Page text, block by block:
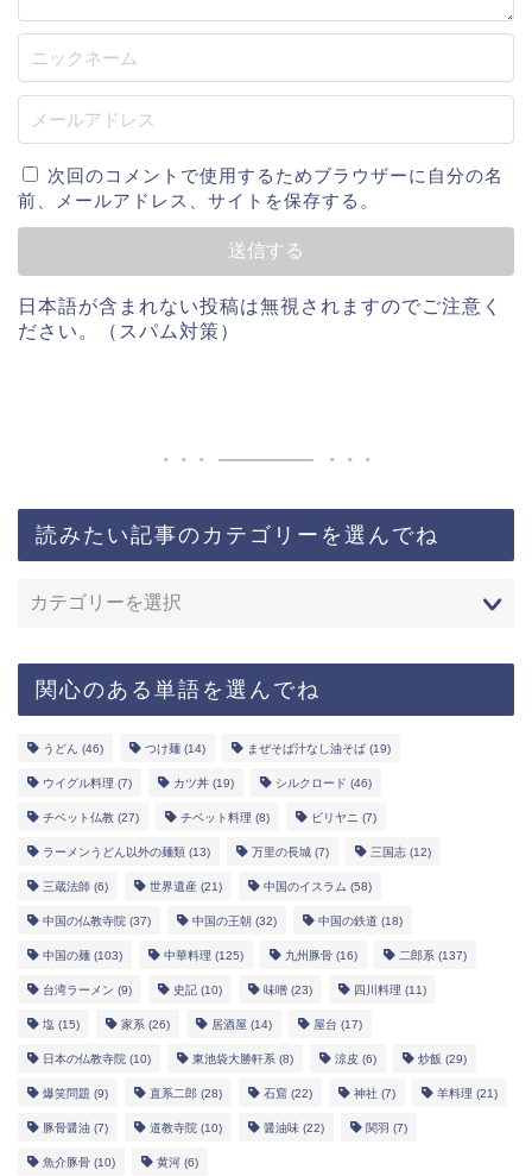
次回のコメントで使用するためブラウザーに自分の名
前、メールアドレス、サイトを保存する。
日本語が含まれない投稿は無視されますのでご注意く
ださい。（スパム対策）
読みたい記事のカテゴリーを選んでね
関心のある単語を選んでね
うどん (46) つけ麺 (14) まぜそば汁なし油そば (19)
ウイグル料理 (7) カツ丼 (19) シルクロード (46)
チベット仏教 (27) チベット料理 (8) ビリヤニ (7)
ラーメンうどん以外の麺類 (13) 万里の長城 (7) 三国志 (12)
三蔵法師 (6) 世界遺産 (21) 中国のイスラム (58)
中国の仏教寺院 (37) 中国の王朝 (32) 中国の鉄道 (18)
中国の麺 (103) 中華料理 (125) 九州豚骨 (16) 二郎系 (137)
台湾ラーメン (9) 史記 (10) 味噌 (23) 四川料理 (11)
塩 (15) 家系 (26) 居酒屋 (14) 屋台 (17)
日本の仏教寺院 (10) 東池袋大勝軒系 (8) 涼皮 (6) 炒飯 (29)
爆笑問題 (9) 直系二郎 (28) 石窟 (22) 神社 (7) 羊料理 (21)
豚骨醤油 (7) 道教寺院 (10) 醤油味 (22) 関羽 (7)
魚介豚骨 (10) 黄河 (6)